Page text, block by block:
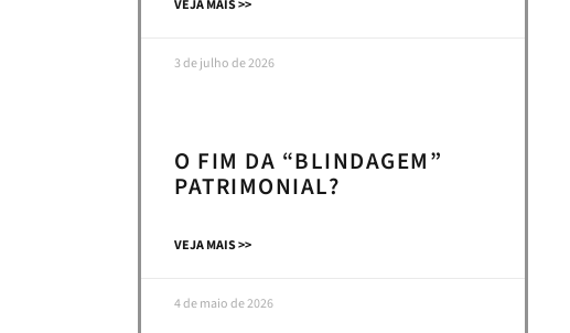
VEJA MAIS >>
3 de julho de 2026
O FIM DA “BLINDAGEM”
PATRIMONIAL?
VEJA MAIS >>
4 de maio de 2026